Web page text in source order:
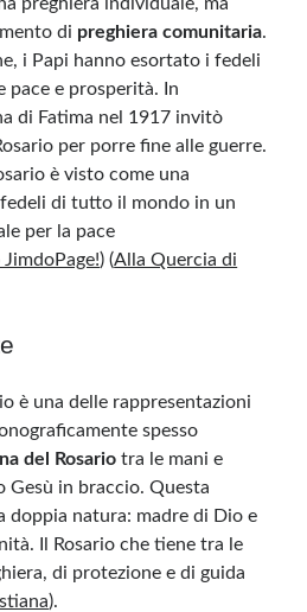
di preghiera comunitaria.
i Papi hanno esortato i fedeli
pace e prosperità. In
di Fatima nel 1917 invitò
per porre fine alle guerre.
è visto come una
di tutto il mondo in un
per la pace
)(Alla Quercia di
è una delle rappresentazioni
spesso
del Rosario tra le mani e
Gesù in braccio. Questa
doppia natura: madre di Dio e
Il Rosario che tiene tra le
di protezione e di guida
).